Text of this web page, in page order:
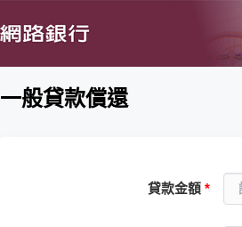
一般貸款償還
貸款金額*